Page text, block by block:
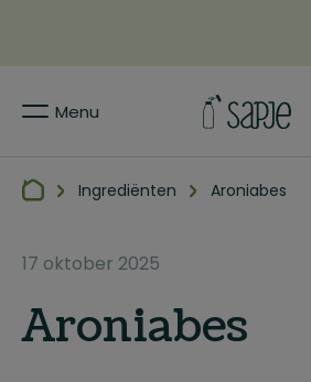
Menu
Ingrediënten Aroniabes
17 oktober 2025
Aroniabes